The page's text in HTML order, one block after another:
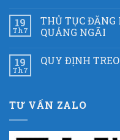
19
Th7
THỦ TỤC
QUẢNG NGÃI
19
Th7
QUY ĐỊNH
TƯ VẤN ZALO